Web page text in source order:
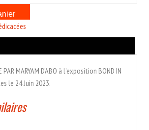
PAR MARYAM D’ABO à l’exposition BOND IN
le 24 Juin 2023.